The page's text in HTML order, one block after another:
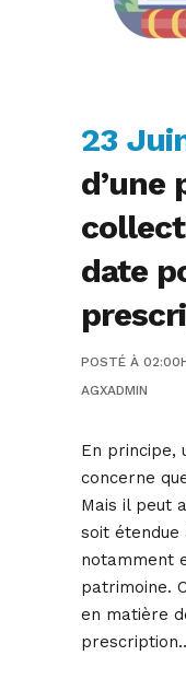
23
d’une
date
POSTÉ À
AGXADMIN
En principe,
concerne
Mais il peut
soit étendue
notamment
patrimoine.
en matière